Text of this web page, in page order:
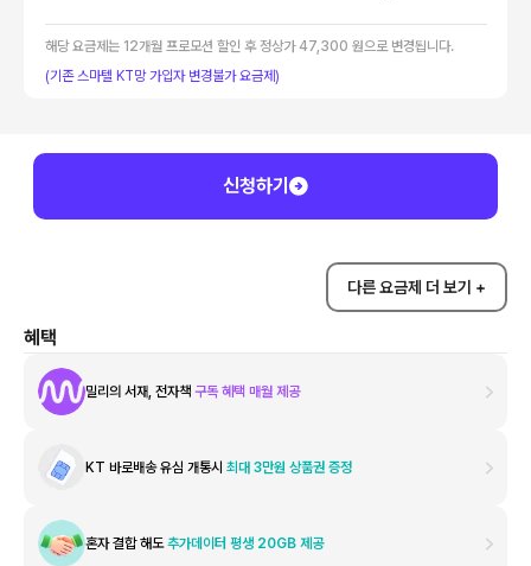
해당 요금제는 12개월 프로모션 할인 후 정상가 47,300 원으로 변경됩니다.
(기존 스마텔 KT망 가입자 변경불가 요금제)
신청하기
다른 요금제 더 보기 +
혜택
밀리의 서재, 전자책 구독 혜택 매월 제공
KT 바로배송 유심 개통시 최대 3만원 상품권 증정
혼자 결합 해도추가데이터 평생 20GB 제공